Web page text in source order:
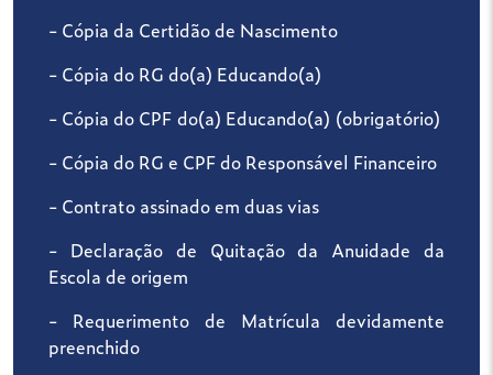
- Cópia da Certidão de Nascimento
- Cópia do RG do(a) Educando(a)
- Cópia do CPF do(a) Educando(a) (obrigatório)
- Cópia do RG e CPF do Responsável Financeiro
- Contrato assinado em duas vias
- Declaração de Quitação da Anuidade da
Escola de origem
- Requerimento de Matrícula devidamente
preenchido